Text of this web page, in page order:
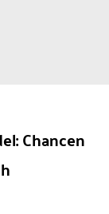
Chancen